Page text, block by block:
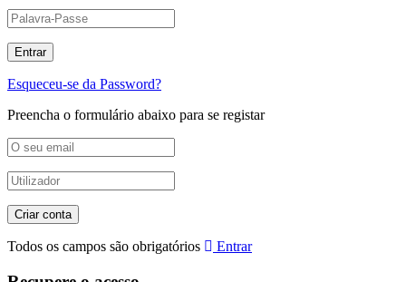
Esqueceu-se da Password?
Preencha o formulário abaixo para se registar
Todos os campos são obrigatórios Entrar